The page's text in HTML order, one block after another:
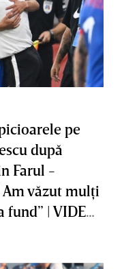
pe
după
Farul -
Am văzut mulţi
| VIDEO